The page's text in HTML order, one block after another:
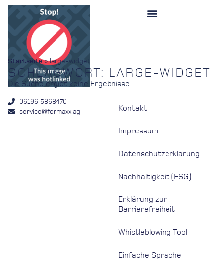
Startseite»large-widget
SCHLAGWORT: LARGE-WIDGET
Die Suche ergibt keine Ergebnisse.
06196 5868470
service@formaxx.ag
Kontakt
Impressum
Datenschutzerklärung
Nachhaltigkeit (ESG)
Erklärung zur
Barrierefreiheit
Whistleblowing Tool
Einfache Sprache